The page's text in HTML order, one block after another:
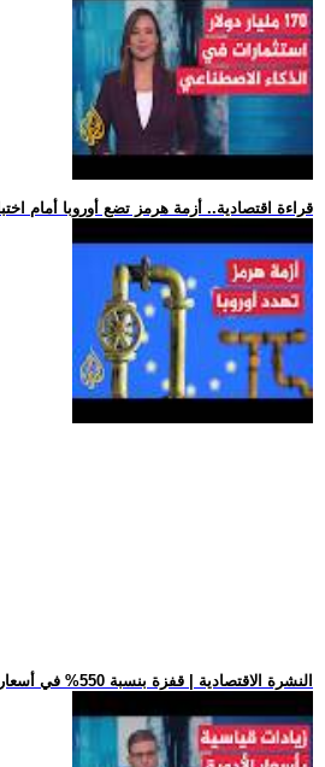
.. قراءة اقتصادية.. أزمة هرمز تضع أوروبا أمام
.. النشرة الاقتصادية | قفزة بنسبة 550% في أسعار الأدوية بتونس و